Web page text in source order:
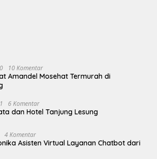
10 Komentar
Amandel Mosehat Termurah di
6 Komentar
dan Hotel Tanjung Lesung
4 Komentar
Asisten Virtual Layanan Chatbot dari